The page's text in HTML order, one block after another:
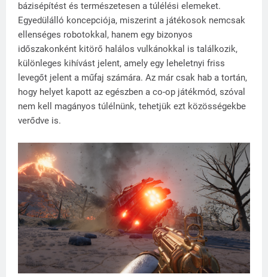
bázisépítést és természetesen a túlélési elemeket.
Egyedülálló koncepciója, miszerint a játékosok nemcsak
ellenséges robotokkal, hanem egy bizonyos
időszakonként kitörő halálos vulkánokkal is találkozik,
különleges kihívást jelent, amely egy leheletnyi friss
levegőt jelent a műfaj számára. Az már csak hab a tortán,
hogy helyet kapott az egészben a co-op játékmód, szóval
nem kell magányos túlélnünk, tehetjük ezt közösségekbe
verődve is.